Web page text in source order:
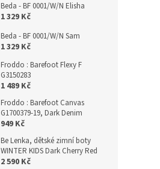
Beda - BF 0001/W/N Elisha
1 329 Kč
Beda - BF 0001/W/N Sam
1 329 Kč
Froddo : Barefoot Flexy F
G3150283
1 489 Kč
Froddo : Barefoot Canvas
G1700379-19, Dark Denim
949 Kč
Be Lenka, dětské zimní boty
WINTER KIDS Dark Cherry Red
2 590 Kč